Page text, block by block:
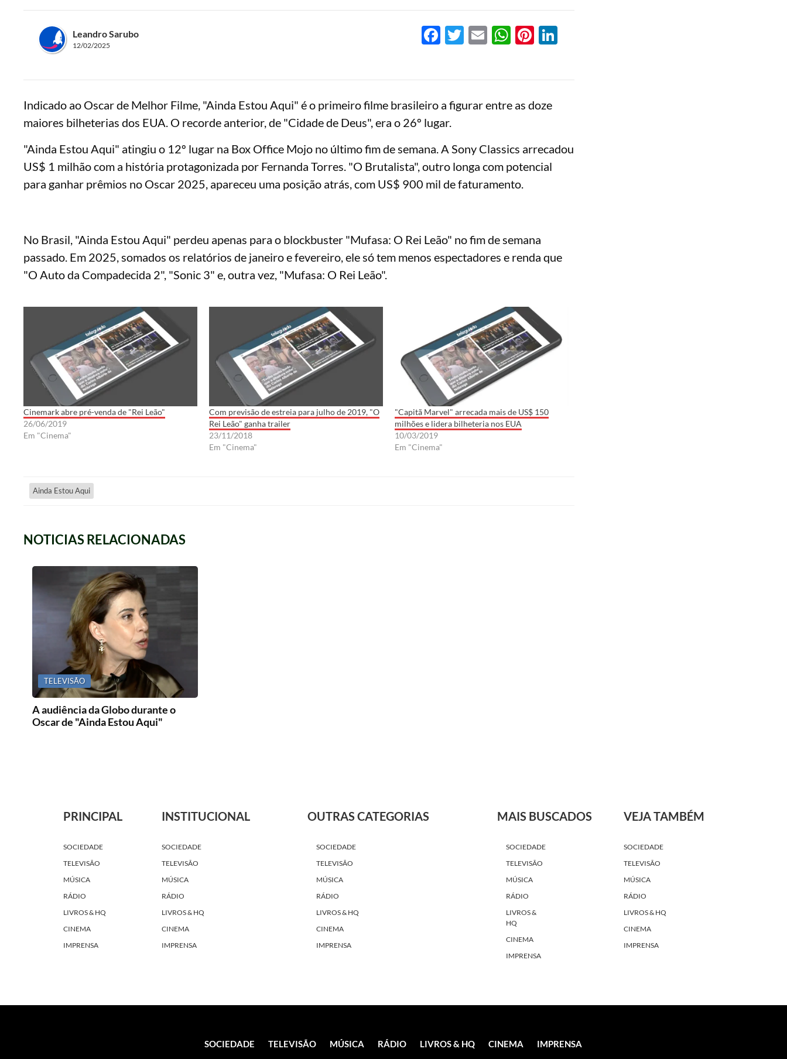
Leandro Sarubo
12/02/2025 Facebook
Twitter
EmailWhatsApp
Pinterest
LinkedIn
Indicado ao Oscar de Melhor Filme, "Ainda Estou Aqui" é o primeiro filme brasileiro a figurar entre as doze
maiores bilheterias dos EUA. O recorde anterior, de "Cidade de Deus", era o 26º lugar.
"Ainda Estou Aqui" atingiu o 12º lugar na Box Office Mojo no último fim de semana. A Sony Classics arrecadou
US$ 1 milhão com a história protagonizada por Fernanda Torres. "O Brutalista", outro longa com potencial
para ganhar prêmios no Oscar 2025, apareceu uma posição atrás, com US$ 900 mil de faturamento.
No Brasil, "Ainda Estou Aqui" perdeu apenas para o blockbuster "Mufasa: O Rei Leão" no fim de semana
passado. Em 2025, somados os relatórios de janeiro e fevereiro, ele só tem menos espectadores e renda que
"O Auto da Compadecida 2", "Sonic 3" e, outra vez, "Mufasa: O Rei Leão".
Cinemark abre pré-venda de "Rei Leão"
26/06/2019
Em "Cinema"
Com previsão de estreia para julho de 2019, "O
Rei Leão" ganha trailer
23/11/2018
Em "Cinema"
"Capitã Marvel" arrecada mais de US$ 150
milhões e lidera bilheteria nos EUA
10/03/2019
Em "Cinema"
Ainda Estou Aqui
NOTICIAS RELACIONADAS
TELEVISÃO
A audiência da Globo durante o
Oscar de "Ainda Estou Aqui"
PRINCIPAL
SOCIEDADE
TELEVISÃO
MÚSICA
RÁDIO
LIVROS & HQ
CINEMA
IMPRENSA
INSTITUCIONAL
SOCIEDADE
TELEVISÃO
MÚSICA
RÁDIO
LIVROS & HQ
CINEMA
IMPRENSA
OUTRAS CATEGORIAS
SOCIEDADE
TELEVISÃO
MÚSICA
RÁDIO
LIVROS & HQ
CINEMA
IMPRENSA
MAIS BUSCADOS
SOCIEDADE
TELEVISÃO
MÚSICA
RÁDIO
LIVROS &
HQ
CINEMA
IMPRENSA
VEJA TAMBÉM
SOCIEDADE
TELEVISÃO
MÚSICA
RÁDIO
LIVROS & HQ
CINEMA
IMPRENSA
SOCIEDADE TELEVISÃO MÚSICA RÁDIO LIVROS & HQ CINEMA IMPRENSA